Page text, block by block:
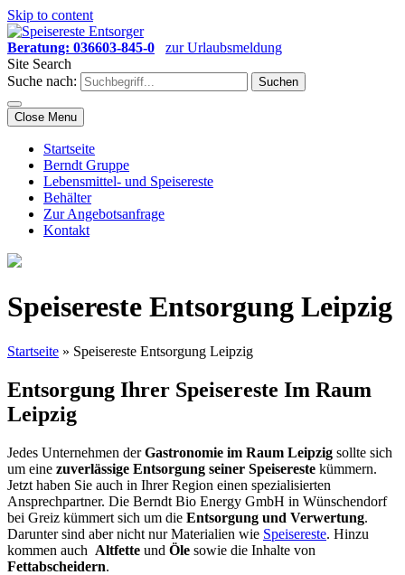
Skip to content
Beratung: 036603-845-0
zur Urlaubsmeldung
Site Search
Suche nach:
Close Menu
Startseite
Berndt Gruppe
Lebensmittel- und Speisereste
Behälter
Zur Angebotsanfrage
Kontakt
Speisereste Entsorgung Leipzig
Startseite » Speisereste Entsorgung Leipzig
Entsorgung Ihrer Speisereste Im Raum
Leipzig
Jedes Unternehmen derGastronomie im Raum Leipzig sollte sich
um eine zuverlässige Entsorgung seiner Speisereste kümmern.
Jetzt haben Sie auch in Ihrer Region einen spezialisierten
Ansprechpartner. Die Berndt Bio Energy GmbH in Wünschendorf
bei Greiz kümmert sich um die Entsorgung und Verwertung.
Darunter sind aber nicht nur Materialien wie Speisereste. Hinzu
kommen auch Altfette und Öle sowie die Inhalte von
Fettabscheidern.